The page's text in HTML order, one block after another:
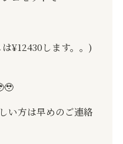
¥12430します。。 )
い方は早めのご連絡